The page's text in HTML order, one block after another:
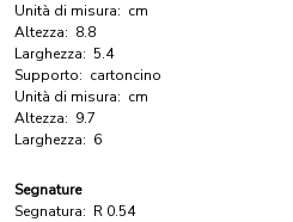
Unità di misura: cm
Altezza: 8.8
Larghezza: 5.4
Supporto: cartoncino
Unità di misura: cm
Altezza: 9.7
Larghezza: 6
Segnature
Segnatura: R 0.54